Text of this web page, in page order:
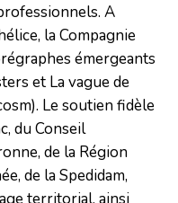
A
la Compagnie
émergeants
et La vague de
Le soutien fidèle
du Conseil
de la Région
de la Spedidam,
territorial, ainsi